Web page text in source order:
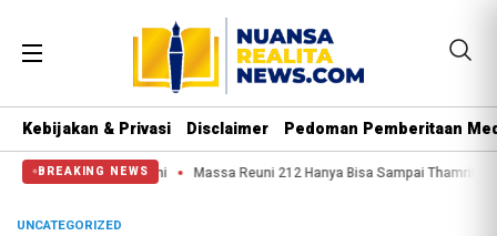
Kebijakan & Privasi Disclaimer Pedoman Pemberitaan
BREAKING NEWS
Hati Nurani Massa Reuni 212 Hanya Bisa Sampai Thamrin, Putar Balik ke
UNCATEGORIZED